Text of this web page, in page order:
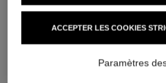
ACCEPTER LES COOKIES
Paramètres